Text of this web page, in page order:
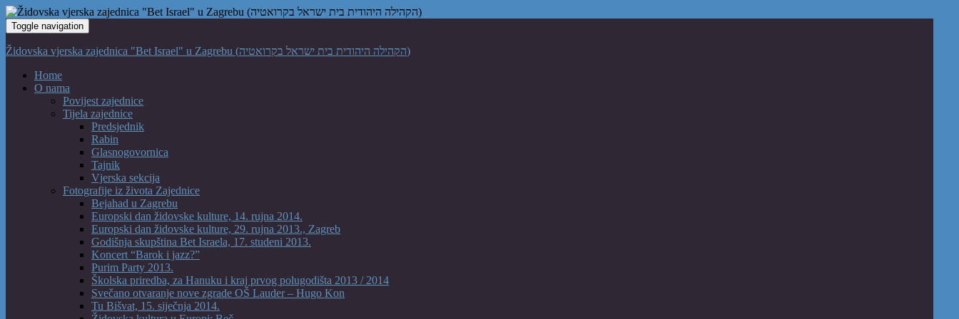
Toggle navigation
Židovska vjerska zajednica "Bet Israel" u Zagrebu (הקהילה היהודית בית ישראל בקרואטיה)
Home
O nama
Povijest zajednice
Tijela zajednice
Predsjednik
Rabin
Glasnogovornica
Tajnik
Vjerska sekcija
Fotografije iz života Zajednice
Bejahad u Zagrebu
Europski dan židovske kulture, 14. rujna 2014.
Europski dan židovske kulture, 29. rujna 2013., Zagreb
Godišnja skupština Bet Israela, 17. studeni 2013.
Koncert “Barok i jazz?”
Purim Party 2013.
Školska priredba, za Hanuku i kraj prvog polugodišta 2013 / 2014
Svečano otvaranje nove zgrade OŠ Lauder – Hugo Kon
Tu Bišvat, 15. siječnja 2014.